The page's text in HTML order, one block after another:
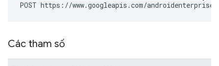
POST https://www.googleapis.com/
Các tham số